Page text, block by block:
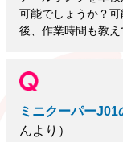
可能でしょうか？
後、作業時間も教
ミニクーパー
んより）